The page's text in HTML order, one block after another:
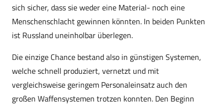
sich sicher, dass sie weder eine Material- noch eine
Menschenschlacht gewinnen könnten. In beiden Punkten
ist Russland uneinholbar überlegen.
Die einzige Chance bestand also in günstigen Systemen,
welche schnell produziert, vernetzt und mit
vergleichsweise geringem Personaleinsatz auch den
großen Waffensystemen trotzen konnten. Den Beginn